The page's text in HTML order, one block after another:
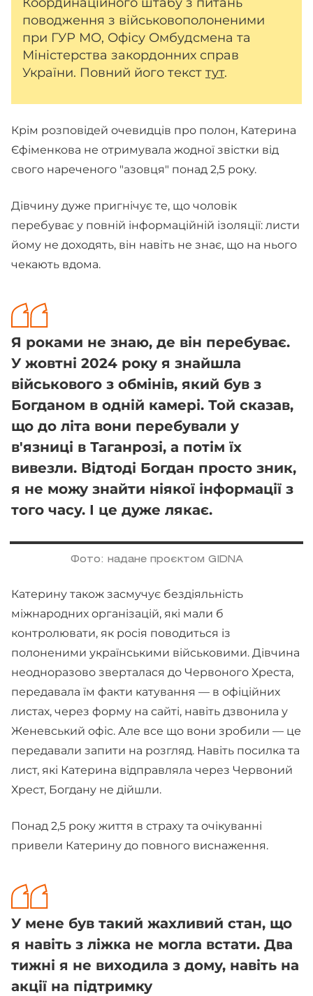
поводження з військовополоненими
при ГУР МО, Офісу Омбудсмена та
Міністерства закордонних справ
України. Повний його текст тут.
Крім розповідей очевидців про полон, Катерина
Єфіменкова не отримувала жодної звістки від
свого нареченого "азовця" понад 2,5 року.
Дівчину дуже пригнічує те, що чоловік
перебуває у повній інформаційній ізоляції: листи
йому не доходять, він навіть не знає, що на нього
чекають вдома.
Я роками не знаю, де він перебуває.
У жовтні 2024 року я знайшла
військового з обмінів, який був з
Богданом в одній камері. Той сказав,
що до літа вони перебували у
в'язниці в Таганрозі, а потім їх
вивезли. Відтоді Богдан просто зник,
я не можу знайти ніякої інформації з
того часу. І це дуже лякає.
Фото: надане проєктом GIDNA
Катерину також засмучує бездіяльність
міжнародних організацій, які мали б
контролювати, як росія поводиться із
полоненими українськими військовими. Дівчина
неодноразово зверталася до Червоного Хреста,
передавала їм факти катування — в офіційних
листах, через форму на сайті, навіть дзвонила у
Женевський офіс. Але все що вони зробили — це
передавали запити на розгляд. Навіть посилка та
лист, які Катерина відправляла через Червоний
Хрест, Богдану не дійшли.
Понад 2,5 року життя в страху та очікуванні
привели Катерину до повного виснаження.
У мене був такий жахливий стан, що
я навіть з ліжка не могла встати. Два
тижні я не виходила з дому, навіть на
акції на підтримку